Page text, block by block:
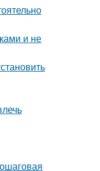
и не